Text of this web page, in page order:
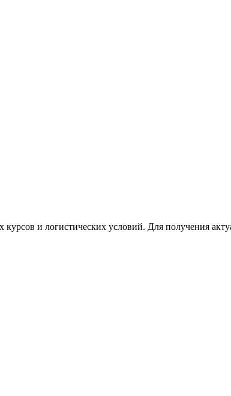
и логистических условий. Для получения